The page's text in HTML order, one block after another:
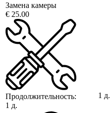
Замена камеры
€ 25.00
Продолжительность:
1 д.
1 д.